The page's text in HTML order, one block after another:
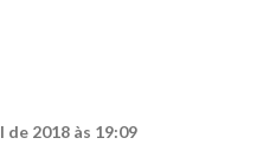
de 2018 às 19:09